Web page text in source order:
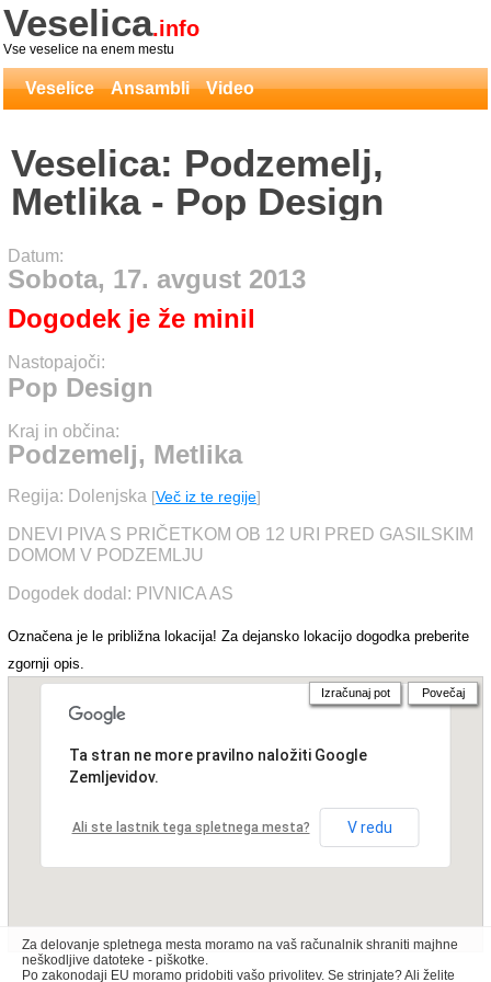
Veselica.info
Vse veselice na enem mestu
Veselice Ansambli Video
Veselica: Podzemelj,
Metlika - Pop Design
Datum:
Sobota, 17. avgust 2013
Dogodek je že minil
Nastopajoči:
Pop Design
Kraj in občina:
Podzemelj, Metlika
Regija: Dolenjska [Več iz te regije]
DNEVI PIVA S PRIČETKOM OB 12 URI PRED GASILSKIM
DOMOM V PODZEMLJU
Dogodek dodal: PIVNICA AS
Označena je le približna lokacija! Za dejansko lokacijo dogodka preberite
zgornji opis.
Ta stran ne more pravilno naložiti Google
Zemljevidov.
Ali ste lastnik tega spletnega mesta? V redu
Izračunaj pot Povečaj
Za delovanje spletnega mesta moramo na vaš računalnik shraniti majhne
neškodljive datoteke - piškotke.
Po zakonodaji EU moramo pridobiti vašo privolitev. Se strinjate? Ali želite